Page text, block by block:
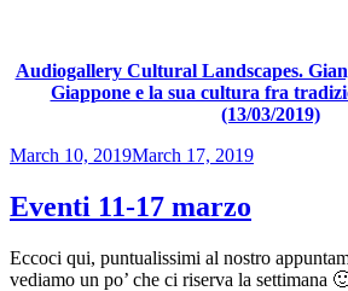
Audiogallery Cultural Landscapes.
Giappone e la sua cultura fra
(13/03/2019)
Posted
March 10, 2019March 17, 2019
Eventi 11-17 marzo
Eccoci qui, puntualissimi al nostro
vediamo un po’ che ci riserva la settimana